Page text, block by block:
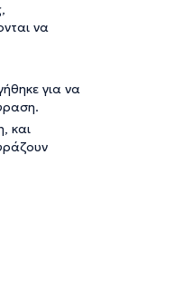
να
για να
και